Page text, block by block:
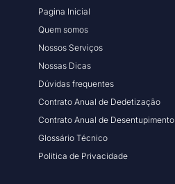
Pagina Inicial
Quem somos
Nossos Serviços
Nossas Dicas
Dúvidas frequentes
Contrato Anual de Dedetização
Contrato Anual de Desentupimento
Glossário Técnico
Politica de Privacidade